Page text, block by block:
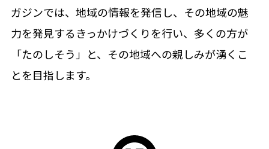
ガジンでは、地域の情報を発信し、その地域の魅
力を発見するきっかけづくりを行い、多くの方が
「たのしそう」と、その地域への親しみが湧くこ
とを目指します。